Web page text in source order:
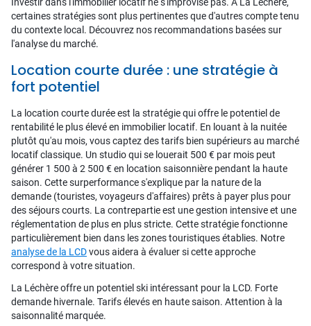
certaines stratégies sont plus pertinentes que d'autres compte tenu
du contexte local. Découvrez nos recommandations basées sur
l'analyse du marché.
Location courte durée : une stratégie à
fort potentiel
La location courte durée est la stratégie qui offre le potentiel de
rentabilité le plus élevé en immobilier locatif. En louant à la nuitée
plutôt qu'au mois, vous captez des tarifs bien supérieurs au marché
locatif classique. Un studio qui se louerait 500 € par mois peut
générer 1 500 à 2 500 € en location saisonnière pendant la haute
saison. Cette surperformance s'explique par la nature de la
demande (touristes, voyageurs d'affaires) prêts à payer plus pour
des séjours courts. La contrepartie est une gestion intensive et une
réglementation de plus en plus stricte. Cette stratégie fonctionne
particulièrement bien dans les zones touristiques établies. Notre
analyse de la LCDvous aidera à évaluer si cette approche
correspond à votre situation.
La Léchère offre un potentiel ski intéressant pour la LCD. Forte
demande hivernale. Tarifs élevés en haute saison. Attention à la
saisonnalité marquée.